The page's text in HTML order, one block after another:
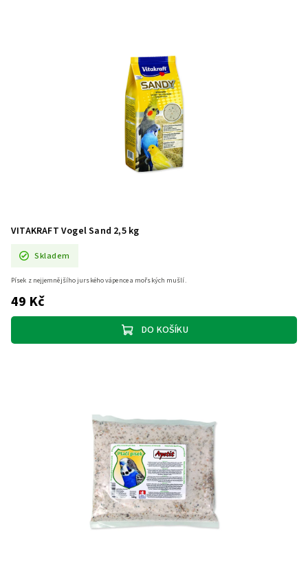
VITAKRAFT Vogel Sand 2,5 kg
Skladem
49 Kč
DO KOŠÍKU
Písek z nejjemnějšího jurského vápence a mořských mušlí.